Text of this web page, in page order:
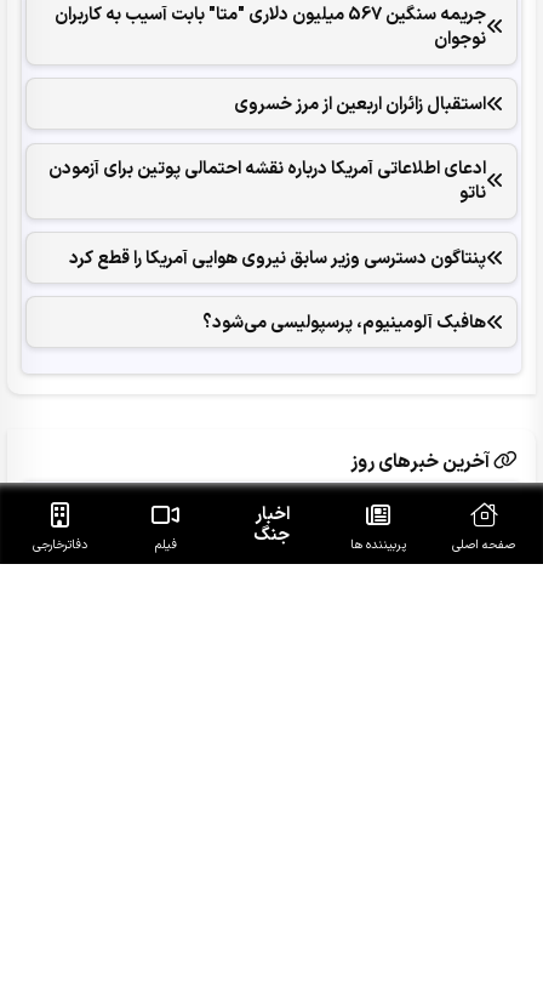
جریمه سنگین 567 میلیون دلاری "متا" بابت آسیب به کاربران
نوجوان
استقبال زائران اربعین از مرز خسروی
ادعای اطلاعاتی آمریکا درباره نقشه احتمالی پوتین برای آزمودن
ناتو
پنتاگون دسترسی وزیر سابق نیروی هوایی آمریکا را قطع کرد
هافبک آلومینیوم، پرسپولیسی می‌شود؟
آخرین خبرهای روز
دبیر شعام: تا آمریکا رفتارش را تصحیح نکند تنگه هرمز باز
نخواهد شدصفحه اصلی پربیننده ها
اخبار
جنگ فیلم دفاتر‌خارجی